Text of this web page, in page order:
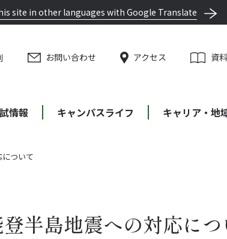
site in other languages with Google Translate
お問い合わせ アクセス 資
情報 キャンパスライフ キャリア・地
について
半島地震への対応につ